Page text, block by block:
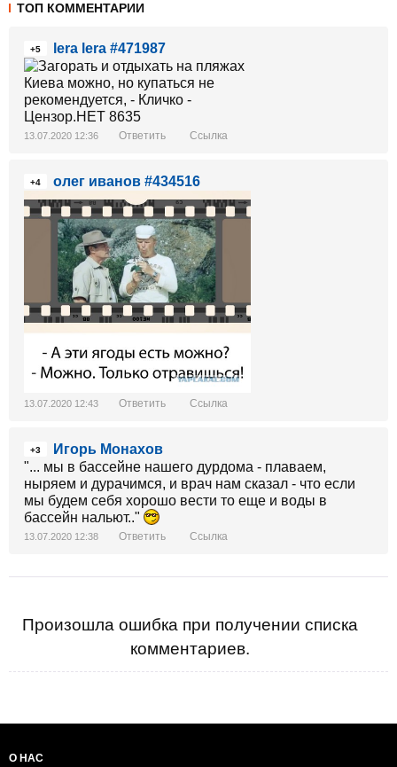
ТОП КОММЕНТАРИИ
+5 lera lera #471987
13.07.2020 12:36 Ответить Ссылка
+4 олег иванов #434516
13.07.2020 12:43 Ответить Ссылка
+3
Игорь Монахов
"... мы в бассейне нашего дурдома - плаваем,
ныряем и дурачимся, и врач нам сказал - что если
мы будем себя хорошо вести то еще и воды в
бассейн нальют.."
13.07.2020 12:38 Ответить Ссылка
Произошла ошибка при получении списка
комментариев.
О НАС